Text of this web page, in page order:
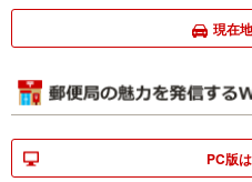
現在
PC版